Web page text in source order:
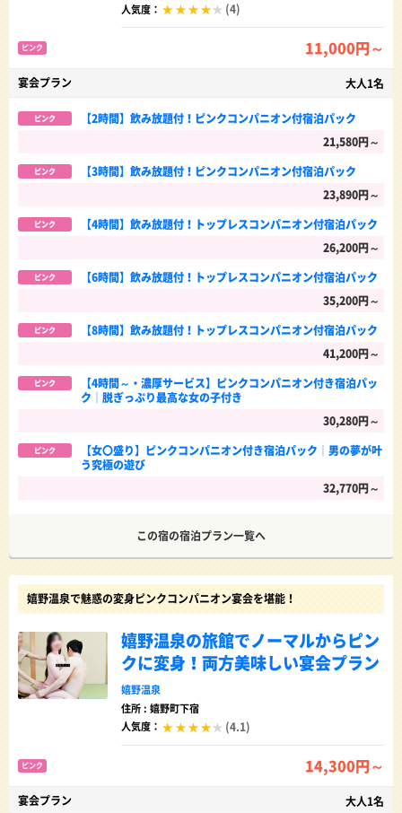
人気度： (4)
ピンク 11,000円～
宴会プラン 大人1名
ピンク
【2時間】飲み放題付！ピンクコンパニオン付宿泊パック
21,580円～
ピンク
【3時間】飲み放題付！ピンクコンパニオン付宿泊パック
23,890円～
ピンク
【4時間】飲み放題付！トップレスコンパニオン付宿泊パック
26,200円～
ピンク
【6時間】飲み放題付！トップレスコンパニオン付宿泊パック
35,200円～
ピンク
【8時間】飲み放題付！トップレスコンパニオン付宿泊パック
41,200円～
ピンク
【4時間～・濃厚サービス】ピンクコンパニオン付き宿泊パッ
ク│脱ぎっぷり最高な女の子付き
30,280円～
ピンク
【女〇盛り】ピンクコンパニオン付き宿泊パック│男の夢が叶
う究極の遊び
32,770円～
この宿の宿泊プラン一覧へ
嬉野温泉で魅惑の変身ピンクコンパニオン宴会を堪能！
嬉野温泉の旅館でノーマルからピン
クに変身！両方美味しい宴会プラン
嬉野温泉
住所 : 嬉野町下宿
人気度：
(4.1)
ピンク 14,300円～
宴会プラン 大人1名